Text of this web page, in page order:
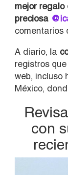
mejor regalo
preciosa
comentarios
A diario, la
registros
web, incluso
México,
con